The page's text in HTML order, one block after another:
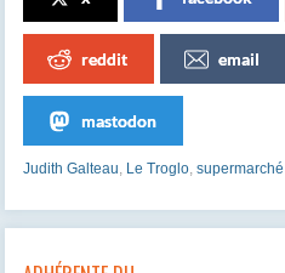
reddit email
mastodon
Judith Galteau Le Troglo supermarché